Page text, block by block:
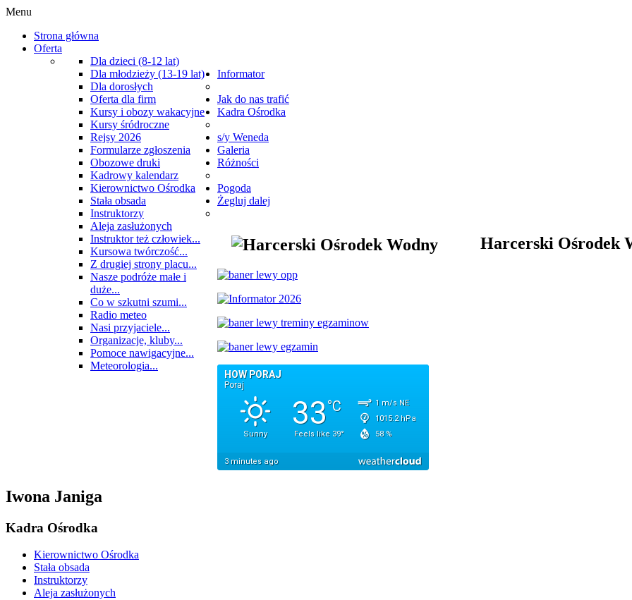
Menu
Strona główna
Oferta
Dla dzieci (8-12 lat)
Dla młodzieży (13-19 lat)
Dla dorosłych
Oferta dla firm
Informator
Kursy i obozy wakacyjne
Kursy śródroczne
Rejsy 2026
Formularze zgłoszenia
Obozowe druki
Kadrowy kalendarz
Jak do nas trafić
Kadra Ośrodka
Kierownictwo Ośrodka
Stała obsada
Instruktorzy
Aleja zasłużonych
s/y Weneda
Galeria
Różności
Instruktor też człowiek...
Kursowa twórczość...
Z drugiej strony placu...
Nasze podróże małe i
duże...
Co w szkutni szumi...
Radio meteo
Pogoda
Żegluj dalej
Nasi przyjaciele...
Organizacje, kluby...
Pomoce nawigacyjne...
Meteorologia...
Harcerski Ośrodek
Iwona Janiga
Kadra Ośrodka
Kierownictwo Ośrodka
Stała obsada
Instruktorzy
Aleja zasłużonych